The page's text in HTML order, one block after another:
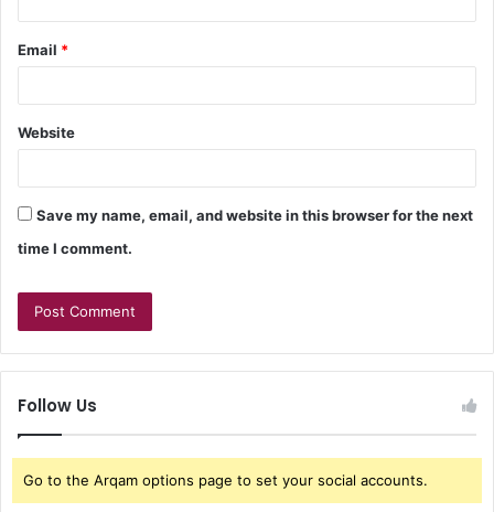
Email *
Website
Save my name, email, and website in this browser for the next
time I comment.
Follow Us
Go to the Arqam options page to set your social accounts.